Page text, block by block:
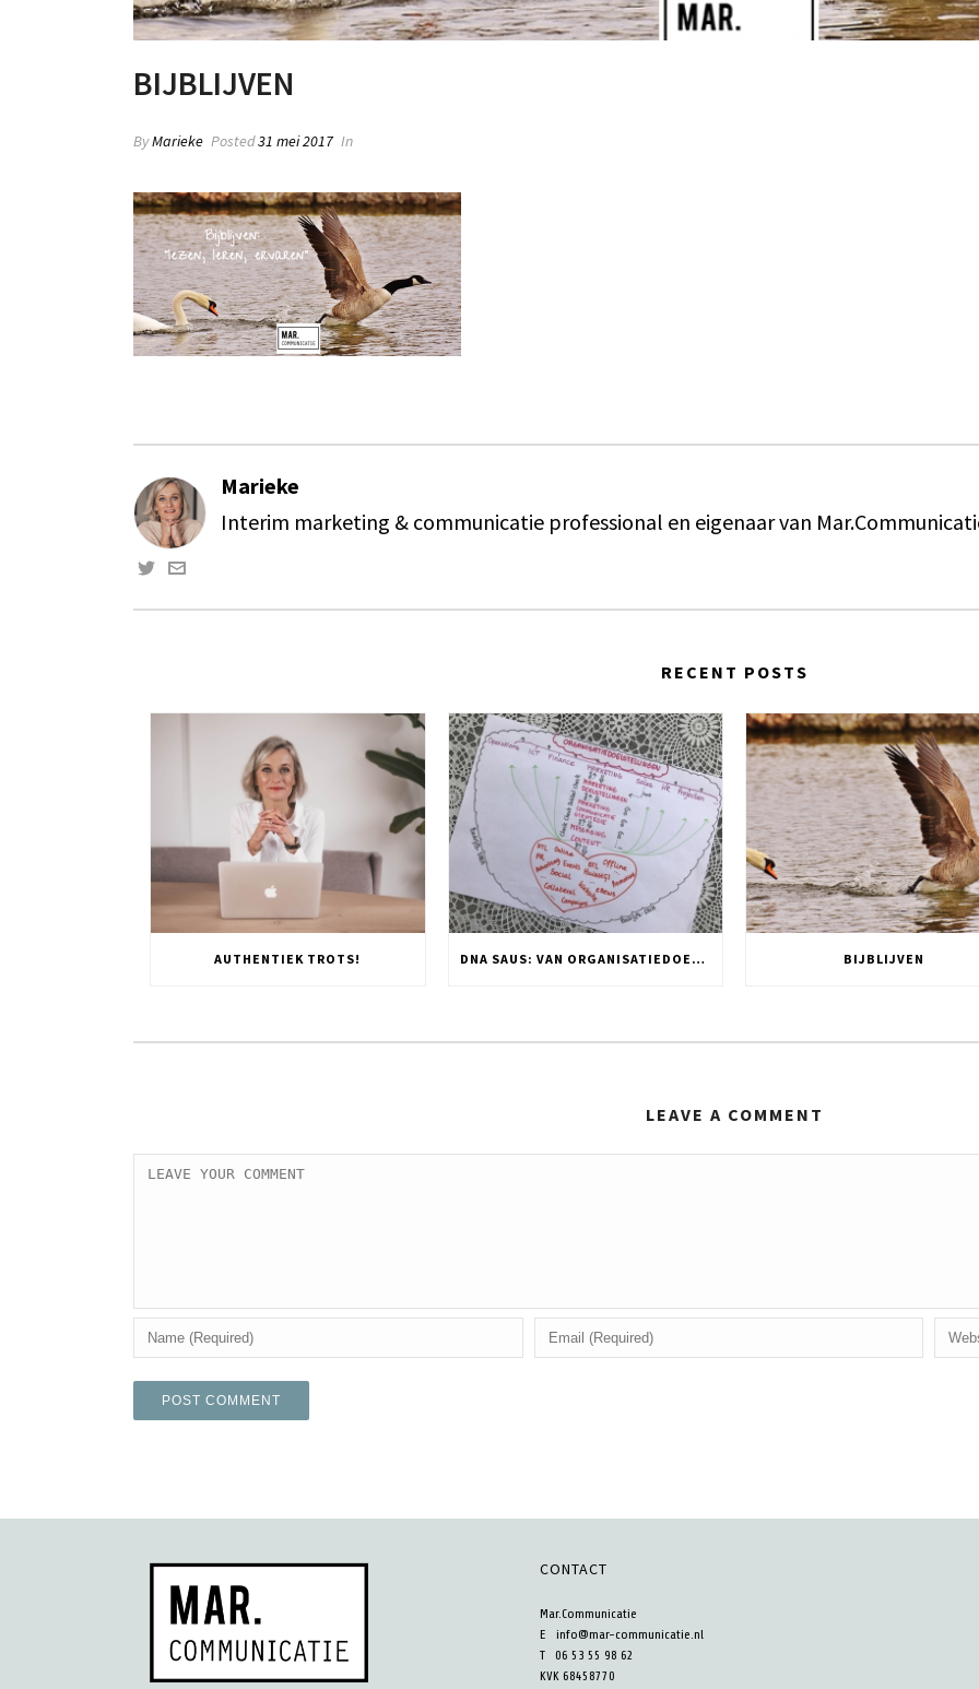
BIJBLIJVEN
ByMarieke Posted31 mei 2017 In
Marieke
Interim marketing & communicatie professional en eigenaar van
RECENT POSTS
AUTHENTIEK TROTS! DNA SAUS: VAN ORGANISATIEDOELSTELLING NAAR TWITTER POST BIJBLIJVEN
LEAVE A COMMENT
CONTACT
Mar.Communicatie
E info@mar-communicatie.nl
T 06 53 55 98 62
KVK 68458770